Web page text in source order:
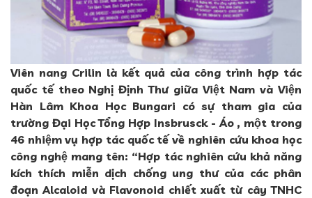
Viên nang Crilin là kết quả của công trình hợp tác
quốc tế theo Nghị Định Thư giữa Việt Nam và Viện
Hàn Lâm Khoa Học Bungari có sự tham gia của
trường Đại Học Tổng Hợp Insbrusck - Áo , một trong
46 nhiệm vụ hợp tác quốc tế về nghiên cứu khoa học
công nghệ mang tên: “Hợp tác nghiên cứu khả năng
kích thích miễn dịch chống ung thư của các phân
đoạn Alcaloid và Flavonoid chiết xuất từ cây TNHC